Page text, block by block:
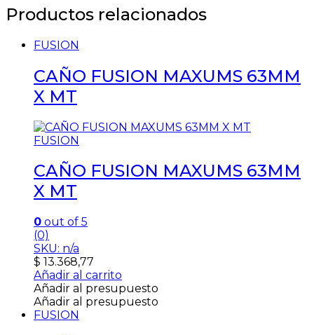
Productos relacionados
FUSION
CAÑO FUSION MAXUMS 63MM
X MT
FUSION
CAÑO FUSION MAXUMS 63MM
X MT
0 out of 5
(0)
SKU: n/a
$ 13.368,77
Añadir al carrito
Añadir al presupuesto
Añadir al presupuesto
FUSION